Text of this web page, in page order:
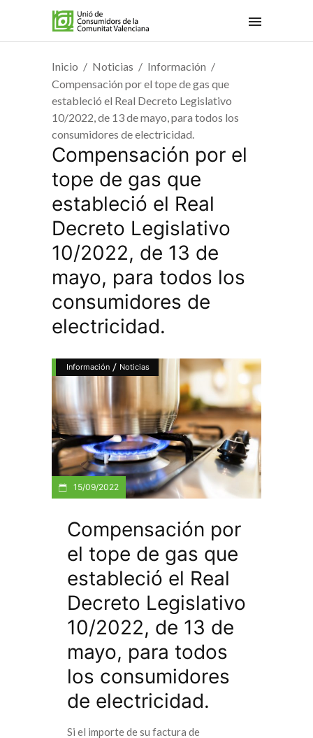
Inicio Noticias
Información
Compensación por el tope de gas que
estableció el Real Decreto Legislativo
10/2022, de 13 de mayo, para todos los
consumidores de electricidad.
Compensación por el
tope de gas que
estableció el Real
Decreto Legislativo
10/2022, de 13 de
mayo, para todos los
consumidores de
electricidad.
Información / Noticias
15/09/2022
Compensación por
el tope de gas que
estableció el Real
Decreto Legislativo
10/2022, de 13 de
mayo, para todos
los consumidores
de electricidad.
Si el importe de su factura de